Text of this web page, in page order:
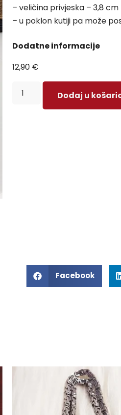
– veličina privjeska – 3,8 cm
– u poklon kutiji pa može
Dodatne informacije
12,90 €
Dodaj u
Facebook